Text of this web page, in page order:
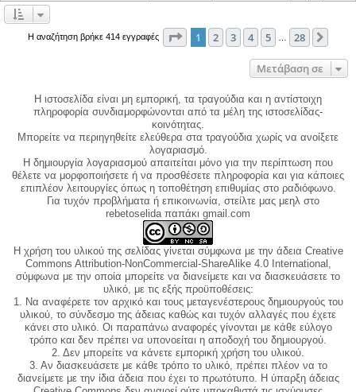
Η αναζήτηση βρήκε 414 εγγραφές Σελίδα από28
1 2 3 4 5 28
Μετάβαση σε
Η ιστοσελίδα είναι μη εμπορική, τα τραγούδια και η αντίστοιχη
πληροφορία συνδιαμορφώνονται από τα μέλη της ιστοσελίδας-
κοινότητας.
Μπορείτε να περιηγηθείτε ελεύθερα στα τραγούδια χωρίς να ανοίξετε
λογαριασμό.
Η δημιουργία λογαριασμού απαιτείται μόνο για την περίπτωση που
θέλετε να μορφοποιήσετε ή να προσθέσετε πληροφορία και για κάποιες
επιπλέον λειτουργίες όπως η τοποθέτηση επιθυμίας στο ραδιόφωνο.
Για τυχόν προβλήματα ή επικοινωνία, στείλτε μας μεηλ στο
rebetoselida παπάκι gmail.com
Η χρήση του υλικού της σελίδας γίνεται σύμφωνα με την άδεια Creative
Commons Attribution-NonCommercial-ShareAlike 4.0 International,
σύμφωνα με την οποία μπορείτε να διανείμετε και να διασκευάσετε το
υλικό, με τις εξής προϋποθέσεις:
1. Να αναφέρετε τον αρχικό και τους μεταγενέστερους δημιουργούς του
υλικού, το σύνδεσμο της άδειας καθώς και τυχόν αλλαγές που έχετε
κάνει στο υλικό. Οι παραπάνω αναφορές γίνονται με κάθε εύλογο
τρόπο και δεν πρέπει να υπονοείται η αποδοχή του δημιουργού.
2. Δεν μπορείτε να κάνετε εμπορική χρήση του υλικού.
3. Αν διασκευάσετε με κάθε τρόπο το υλικό, πρέπει πλέον να το
διανείμετε με την ίδια άδεια που έχει το πρωτότυπο. Η ύπαρξη άδειας